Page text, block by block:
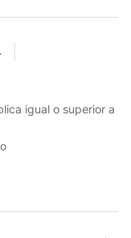
igual o superior a